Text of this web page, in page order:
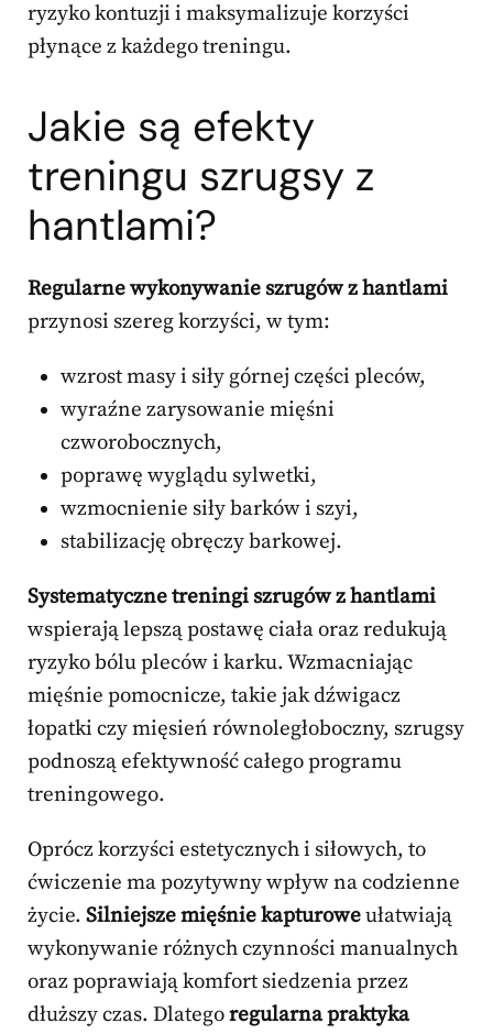
ryzyko kontuzji i maksymalizuje korzyści
płynące z każdego treningu.
Jakie są efekty
treningu szrugsy z
hantlami?
Regularne wykonywanie szrugów z hantlami
przynosi szereg korzyści, w tym:
wzrost masy i siły górnej części pleców,
wyraźne zarysowanie mięśni
czworobocznych,
poprawę wyglądu sylwetki,
wzmocnienie siły barków i szyi,
stabilizację obręczy barkowej.
Systematyczne treningi szrugów z hantlami
wspierają lepszą postawę ciała oraz redukują
ryzyko bólu pleców i karku. Wzmacniając
mięśnie pomocnicze, takie jak dźwigacz
łopatki czy mięsień równoległoboczny, szrugsy
podnoszą efektywność całego programu
treningowego.
Oprócz korzyści estetycznych i siłowych, to
ćwiczenie ma pozytywny wpływ na codzienne
życie. Silniejsze mięśnie kapturoweułatwiają
wykonywanie różnych czynności manualnych
oraz poprawiają komfort siedzenia przez
dłuższy czas. Dlategoregularna praktyka